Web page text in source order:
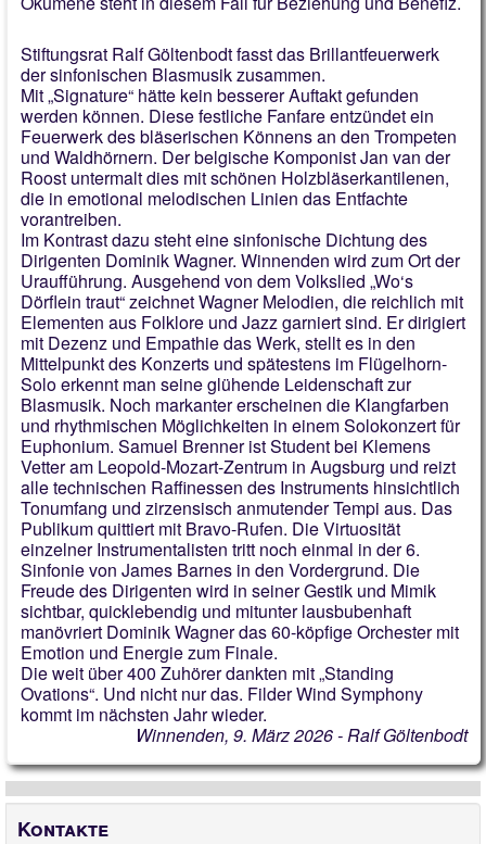
Stiftungsrat Ralf Göltenbodt fasst das Brillantfeuerwerk
der sinfonischen Blasmusik zusammen.
Mit „Signature“ hätte kein besserer Auftakt gefunden
werden können. Diese festliche Fanfare entzündet ein
Feuerwerk des bläserischen Könnens an den Trompeten
und Waldhörnern. Der belgische Komponist Jan van der
Roost untermalt dies mit schönen Holzbläserkantilenen,
die in emotional melodischen Linien das Entfachte
vorantreiben.
Im Kontrast dazu steht eine sinfonische Dichtung des
Dirigenten Dominik Wagner. Winnenden wird zum Ort der
Uraufführung. Ausgehend von dem Volkslied „Wo‘s
Dörflein traut“ zeichnet Wagner Melodien, die reichlich mit
Elementen aus Folklore und Jazz garniert sind. Er dirigiert
mit Dezenz und Empathie das Werk, stellt es in den
Mittelpunkt des Konzerts und spätestens im Flügelhorn-
Solo erkennt man seine glühende Leidenschaft zur
Blasmusik. Noch markanter erscheinen die Klangfarben
und rhythmischen Möglichkeiten in einem Solokonzert für
Euphonium. Samuel Brenner ist Student bei Klemens
Vetter am Leopold-Mozart-Zentrum in Augsburg und reizt
alle technischen Raffinessen des Instruments hinsichtlich
Tonumfang und zirzensisch anmutender Tempi aus. Das
Publikum quittiert mit Bravo-Rufen. Die Virtuosität
einzelner Instrumentalisten tritt noch einmal in der 6.
Sinfonie von James Barnes in den Vordergrund. Die
Freude des Dirigenten wird in seiner Gestik und Mimik
sichtbar, quicklebendig und mitunter lausbubenhaft
manövriert Dominik Wagner das 60-köpfige Orchester mit
Emotion und Energie zum Finale.
Die weit über 400 Zuhörer dankten mit „Standing
Ovations“. Und nicht nur das. Filder Wind Symphony
kommt im nächsten Jahr wieder.
Winnenden, 9. März 2026 - Ralf Göltenbodt
Kontakte